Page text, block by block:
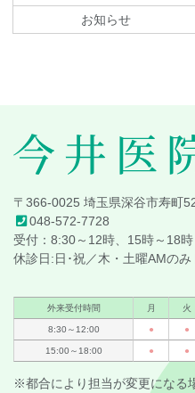
る
お知らせ
今井医院
〒366-0025 埼玉県深谷市寿町
048-572-7728
受付：8:30～12時、15時～18時
休診日:日･祝／木・土曜AMのみ
外来受付時間 月 火
8:30～12:00 ● ●
15:00～18:00 ● ●
※都合により担当が変更になる